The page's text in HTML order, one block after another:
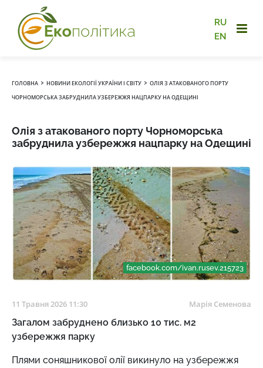
RU
EN
ГОЛОВНА › НОВИНИ ЕКОЛОГІЇ УКРАЇНИ І СВІТУ › ОЛІЯ З АТАКОВАНОГО ПОРТУ
ЧОРНОМОРСЬКА ЗАБРУДНИЛА УЗБЕРЕЖЖЯ НАЦПАРКУ НА ОДЕЩИНІ
Олія з атакованого порту Чорноморська
забруднила узбережжя нацпарку на Одещині
facebook.com/ivan.rusev.215723
11 Травня 2026 11:30 Марія Семенова
Загалом забруднено близько 10 тис. м2
узбережжя парку
Плями соняшникової олії викинуло на узбережжя